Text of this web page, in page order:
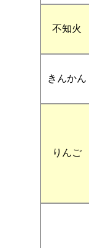
不知火
きんかん
りんご